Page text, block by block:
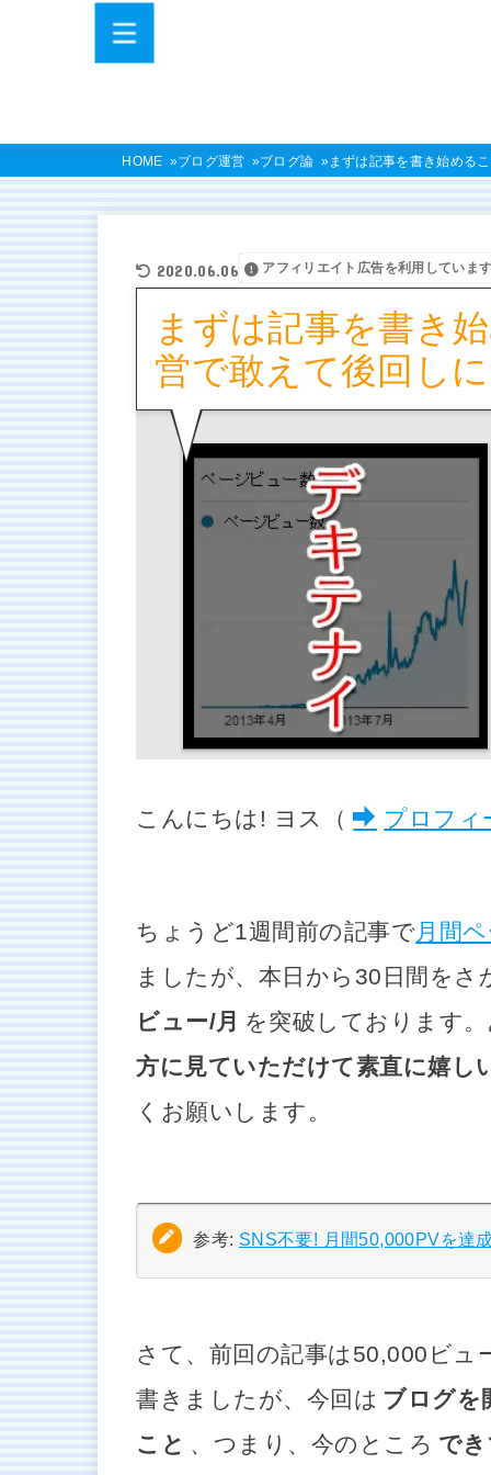
HOME ブログ運営 ブログ論 まずは記事を書き始める
2020.06.06 アフィリエイト広告を利用していま
まずは記事を書き
営で敢えて後回し
こんにちは! ヨス（ プロフィ
ちょうど1週間前の記事で月間
ましたが、本日から30日間を
ビュー/月 を突破しております
方に見ていただけて素直に嬉し
くお願いします。
参考: SNS不要! 月間50,000PVを達
さて、前回の記事は50,000ビ
書きましたが、今回は ブログを
こと 、つまり、今のところ で